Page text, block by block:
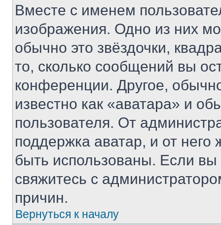
Вместе с именем
изображения. Одно из них
обычно это звёздочки,
то, сколько сообщений вы
конференции. Другое,
известно как «аватара» и
пользователя. От
поддержка аватар, и от него
быть использованы. Если
свяжитесь с
причин.
Вернуться к началу